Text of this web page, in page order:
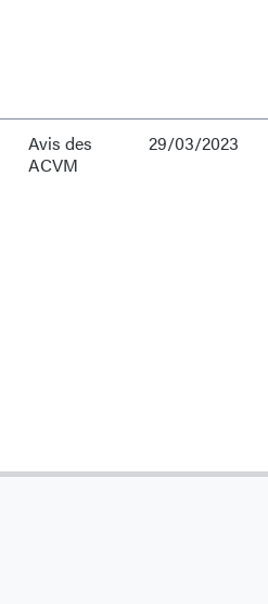
Avis des
ACVM
29/03/2023